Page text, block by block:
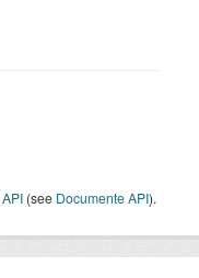
API (see Documente API).